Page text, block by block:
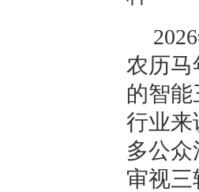
农历马
的智
行业
多公
审视